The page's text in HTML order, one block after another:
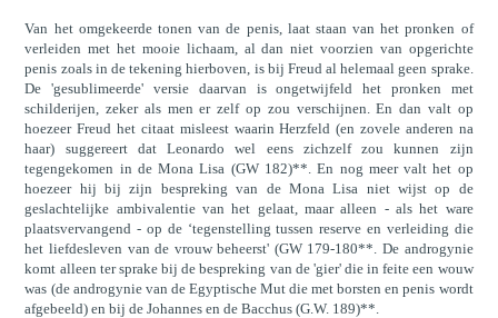
Van het omgekeerde tonen van de penis, laat staan van het pronken of
verleiden met het mooie lichaam, al dan niet voorzien van opgerichte
penis zoals in de tekening hierboven, is bij Freud al helemaal geen sprake.
De 'gesublimeerde' versie daarvan is ongetwijfeld het pronken met
schilderijen, zeker als men er zelf op zou verschijnen. En dan valt op
hoezeer Freud het citaat misleest waarin Herzfeld (en zovele anderen na
haar) suggereert dat Leonardo wel eens zichzelf zou kunnen zijn
tegengekomen in de Mona Lisa (GW 182)**. En nog meer valt het op
hoezeer hij bij zijn bespreking van de Mona Lisa niet wijst op de
geslachtelijke ambivalentie van het gelaat, maar alleen - als het ware
plaatsvervangend - op de ‘tegenstelling tussen reserve en verleiding die
het liefdesleven van de vrouw beheerst' (GW 179-180**. De androgynie
komt alleen ter sprake bij de bespreking van de 'gier' die in feite een wouw
was (de androgynie van de Egyptische Mut die met borsten en penis wordt
afgebeeld) en bij de Johannes en de Bacchus (G.W. 189)**.